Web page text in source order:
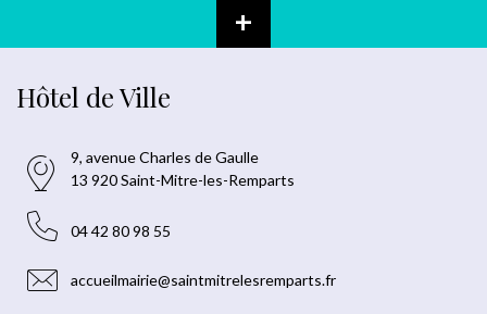
+
Hôtel de Ville
9, avenue Charles de Gaulle
13 920 Saint-Mitre-les-Remparts
04 42 80 98 55
accueilmairie@saintmitrelesremparts.fr